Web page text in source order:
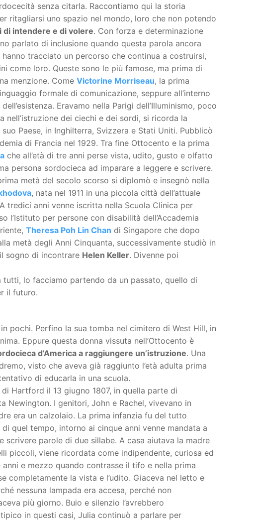
senza citarla. Raccontiamo qui la storia
ritagliarsi uno spazio nel mondo, loro che non potendo
di intendere e di volere. Con forza e determinazione
parlato di inclusione quando questa parola ancora
hanno tracciato un percorso che continua a costruirsi,
come loro. Queste sono le più famose, ma prima di
menzione. Come Victorine Morriseau, la prima
formale di comunicazione, seppure all’interno
Eravamo nella Parigi dell’Illuminismo, poco
nell’istruzione dei ciechi e dei sordi, si ricorda la
Paese, in Inghilterra, Svizzera e Stati Uniti. Pubblicò
di Francia nel 1929. Tra fine Ottocento e la prima
che all’età di tre anni perse vista, udito, gusto e olfatto
persona sordocieca ad imparare a leggere e scrivere.
metà del secolo scorso si diplomò e insegnò nella
, nata nel 1911 in una piccola città dell’attuale
tredici anni venne iscritta nella Scuola Clinica per
per persone con disabilità dell’Accademia
Theresa Poh Lin Chan di Singapore che dopo
metà degli Anni Cinquanta, successivamente studiò in
sogno di incontrare Helen Keller. Divenne poi
lo facciamo partendo da un passato, quello di
il futuro.
pochi. Perfino la sua tomba nel cimitero di West Hill, in
Eppure questa donna vissuta nell’Ottocento è
d’America a raggiungere un’istruzione. Una
visto che aveva già raggiunto l’età adulta prima
di educarla in una scuola.
Hartford il 13 giugno 1807, in quella parte di
Newington. I genitori, John e Rachel, vivevano in
era un calzolaio. La prima infanzia fu del tutto
quel tempo, intorno ai cinque anni venne mandata a
scrivere parole di due sillabe. A casa aiutava la madre
piccoli, viene ricordata come indipendente, curiosa ed
anni e mezzo quando contrasse il tifo e nella prima
completamente la vista e l’udito. Giaceva nel letto e
nessuna lampada era accesa, perché non
più giorno. Buio e silenzio l’avrebbero
in questi casi, Julia continuò a parlare per